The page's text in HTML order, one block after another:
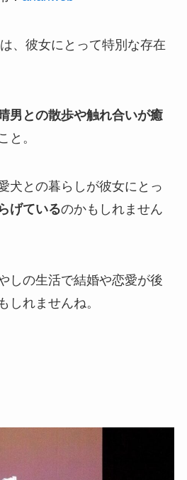
は、彼女にとって特別な存在
男との散歩や触れ合いが癒
と。
犬との暮らしが彼女にとっ
げているのかもしれません
しの生活で結婚や恋愛が後
しれませんね。